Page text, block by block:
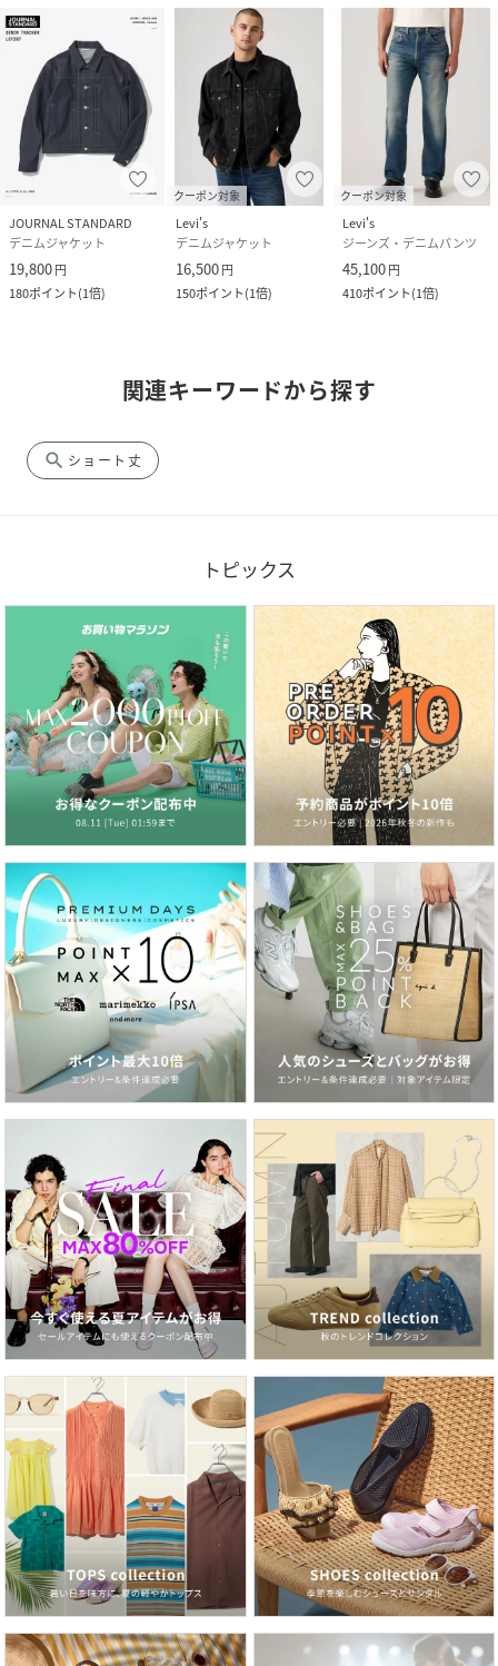
JOURNAL STANDARD
デニムジャケット
19,800円
180ポイント(1倍)
クーポン対象
Levi's
デニムジャケット
16,500円
150ポイント(1倍)
クーポン対象
Levi's
ジーンズ・デニムパンツ
45,100円
410ポイント(1倍)
関連キーワードから探す
search ショート丈
トピックス